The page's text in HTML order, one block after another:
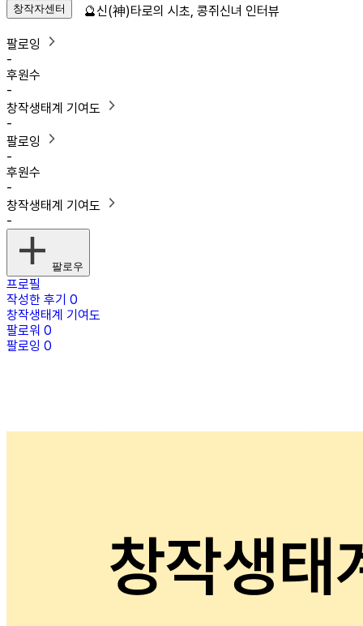
창작자센터
팔로잉
-
후원수
-
창작생태계 기여도
-
팔로잉
-
후원수
-
창작생태계 기여도
-
팔로우
프로필
작성한 후기 0
창작생태계 기여도
팔로워 0
팔로잉 0
🔮신(神)타로의 시초, 콩쥐신녀 인터뷰